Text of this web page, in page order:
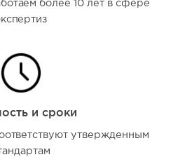
более 10 лет в сфере
и сроки
утвержденным